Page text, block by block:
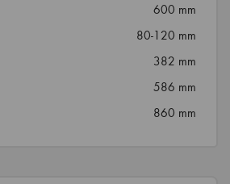
600 mm
80-120 mm
382 mm
586 mm
860 mm